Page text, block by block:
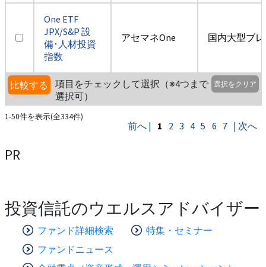
One ETF
JPX/S&P 設
備･人材投資
指数
アセマネOne 国内大型ブ
比較する
項目をチェックして選択（※4つまで
選択可）
選択をクリア
1-50件を表示(全334件)
前へ | 1 2 3 4 5 6 7 | 次へ
PR
投資信託のウエルスアドバイザー
ファンド詳細検索
特集・セミナー
ファンドニュース